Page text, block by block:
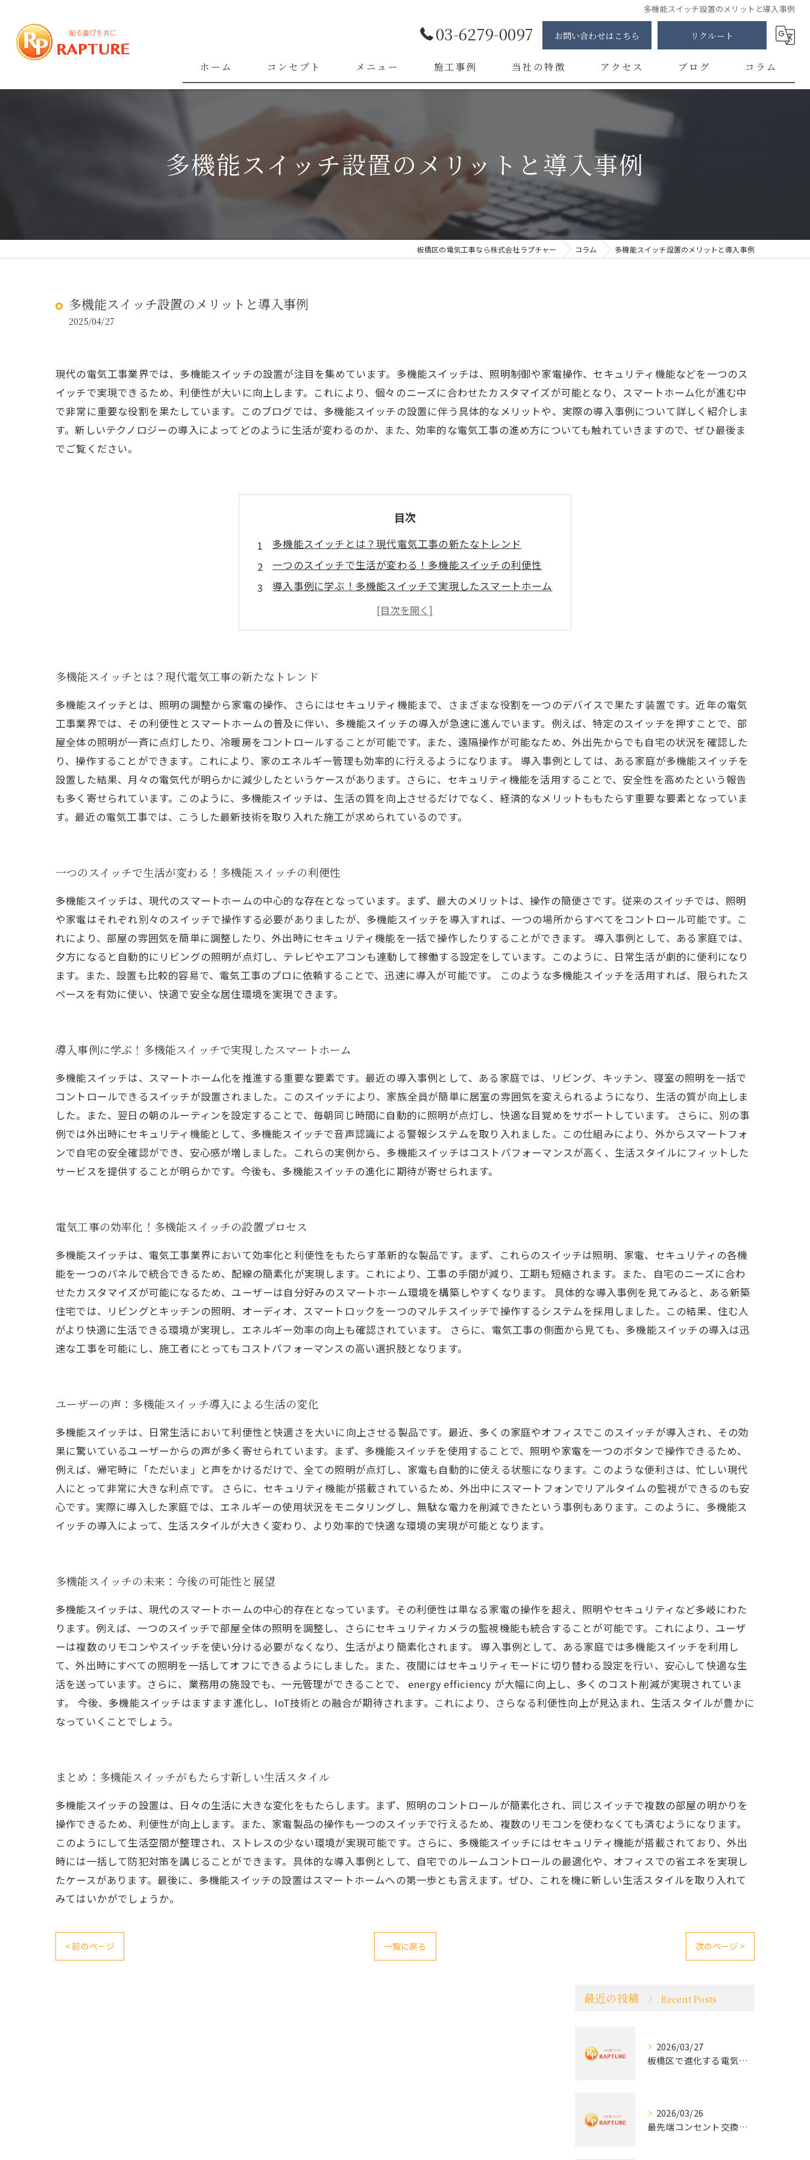
多機能スイッチ設置のメリットと導入事例
03-6279-0097 お問い合わせはこちら リクルート
ホーム コンセプト メニュー 施工事例 当社の特徴
ブレーカー
スイッチ
コンセント
アクセス ブログ コラム
多機能スイッチ設置のメリットと導入事例
板橋区の電気工事なら株式会社ラプチャー コラム 多機能スイッチ設置のメリットと導入事例
多機能スイッチ設置のメリットと導入事例
2025/04/27
現代の電気工事業界では、多機能スイッチの設置が注目を集めています。多機能スイッチは、照明制御や家電操作、セキュリティ機能などを一つのス
イッチで実現できるため、利便性が大いに向上します。これにより、個々のニーズに合わせたカスタマイズが可能となり、スマートホーム化が進む中
で非常に重要な役割を果たしています。このブログでは、多機能スイッチの設置に伴う具体的なメリットや、実際の導入事例について詳しく紹介しま
す。新しいテクノロジーの導入によってどのように生活が変わるのか、また、効率的な電気工事の進め方についても触れていきますので、ぜひ最後ま
でご覧ください。
目次
多機能スイッチとは？現代電気工事の新たなトレンド
一つのスイッチで生活が変わる！多機能スイッチの利便性
導入事例に学ぶ！多機能スイッチで実現したスマートホーム
電気工事の効率化！多機能スイッチの設置プロセス
ユーザーの声：多機能スイッチ導入による生活の変化
まとめ：多機能スイッチがもたらす新しい生活スタイル
多機能スイッチとは？現代電気工事の新たなトレンド
多機能スイッチとは、照明の調整から家電の操作、さらにはセキュリティ機能まで、さまざまな役割を一つのデバイスで果たす装置です。近年の電気
工事業界では、その利便性とスマートホームの普及に伴い、多機能スイッチの導入が急速に進んでいます。例えば、特定のスイッチを押すことで、部
屋全体の照明が一斉に点灯したり、冷暖房をコントロールすることが可能です。また、遠隔操作が可能なため、外出先からでも自宅の状況を確認した
り、操作することができます。これにより、家のエネルギー管理も効率的に行えるようになります。 導入事例としては、ある家庭が多機能スイッチを
設置した結果、月々の電気代が明らかに減少したというケースがあります。さらに、セキュリティ機能を活用することで、安全性を高めたという報告
も多く寄せられています。このように、多機能スイッチは、生活の質を向上させるだけでなく、経済的なメリットももたらす重要な要素となっていま
す。最近の電気工事では、こうした最新技術を取り入れた施工が求められているのです。
一つのスイッチで生活が変わる！多機能スイッチの利便性
多機能スイッチは、現代のスマートホームの中心的な存在となっています。まず、最大のメリットは、操作の簡便さです。従来のスイッチでは、照明
や家電はそれぞれ別々のスイッチで操作する必要がありましたが、多機能スイッチを導入すれば、一つの場所からすべてをコントロール可能です。こ
れにより、部屋の雰囲気を簡単に調整したり、外出時にセキュリティ機能を一括で操作したりすることができます。 導入事例として、ある家庭では、
夕方になると自動的にリビングの照明が点灯し、テレビやエアコンも連動して稼働する設定をしています。このように、日常生活が劇的に便利になり
ます。また、設置も比較的容易で、電気工事のプロに依頼することで、迅速に導入が可能です。 このような多機能スイッチを活用すれば、限られたス
ペースを有効に使い、快適で安全な居住環境を実現できます。
導入事例に学ぶ！多機能スイッチで実現したスマートホーム
多機能スイッチは、スマートホーム化を推進する重要な要素です。最近の導入事例として、ある家庭では、リビング、キッチン、寝室の照明を一括で
コントロールできるスイッチが設置されました。このスイッチにより、家族全員が簡単に居室の雰囲気を変えられるようになり、生活の質が向上しま
した。また、翌日の朝のルーティンを設定することで、毎朝同じ時間に自動的に照明が点灯し、快適な目覚めをサポートしています。 さらに、別の事
例では外出時にセキュリティ機能として、多機能スイッチで音声認識による警報システムを取り入れました。この仕組みにより、外からスマートフォ
ンで自宅の安全確認ができ、安心感が増しました。これらの実例から、多機能スイッチはコストパフォーマンスが高く、生活スタイルにフィットした
サービスを提供することが明らかです。今後も、多機能スイッチの進化に期待が寄せられます。
電気工事の効率化！多機能スイッチの設置プロセス
多機能スイッチは、電気工事業界において効率化と利便性をもたらす革新的な製品です。まず、これらのスイッチは照明、家電、セキュリティの各機
能を一つのパネルで統合できるため、配線の簡素化が実現します。これにより、工事の手間が減り、工期も短縮されます。また、自宅のニーズに合わ
せたカスタマイズが可能になるため、ユーザーは自分好みのスマートホーム環境を構築しやすくなります。 具体的な導入事例を見てみると、ある新築
住宅では、リビングとキッチンの照明、オーディオ、スマートロックを一つのマルチスイッチで操作するシステムを採用しました。この結果、住む人
がより快適に生活できる環境が実現し、エネルギー効率の向上も確認されています。 さらに、電気工事の側面から見ても、多機能スイッチの導入は迅
速な工事を可能にし、施工者にとってもコストパフォーマンスの高い選択肢となります。
ユーザーの声：多機能スイッチ導入による生活の変化
多機能スイッチは、日常生活において利便性と快適さを大いに向上させる製品です。最近、多くの家庭やオフィスでこのスイッチが導入され、その効
果に驚いているユーザーからの声が多く寄せられています。まず、多機能スイッチを使用することで、照明や家電を一つのボタンで操作できるため、
例えば、帰宅時に「ただいま」と声をかけるだけで、全ての照明が点灯し、家電も自動的に使える状態になります。このような便利さは、忙しい現代
人にとって非常に大きな利点です。 さらに、セキュリティ機能が搭載されているため、外出中にスマートフォンでリアルタイムの監視ができるのも安
心です。実際に導入した家庭では、エネルギーの使用状況をモニタリングし、無駄な電力を削減できたという事例もあります。このように、多機能ス
イッチの導入によって、生活スタイルが大きく変わり、より効率的で快適な環境の実現が可能となります。
多機能スイッチの未来：今後の可能性と展望
多機能スイッチは、現代のスマートホームの中心的存在となっています。その利便性は単なる家電の操作を超え、照明やセキュリティなど多岐にわた
ります。例えば、一つのスイッチで部屋全体の照明を調整し、さらにセキュリティカメラの監視機能も統合することが可能です。これにより、ユーザ
ーは複数のリモコンやスイッチを使い分ける必要がなくなり、生活がより簡素化されます。 導入事例として、ある家庭では多機能スイッチを利用し
て、外出時にすべての照明を一括してオフにできるようにしました。また、夜間にはセキュリティモードに切り替わる設定を行い、安心して快適な生
活を送っています。さらに、業務用の施設でも、一元管理ができることで、 energy efficiency が大幅に向上し、多くのコスト削減が実現されていま
す。 今後、多機能スイッチはますます進化し、IoT技術との融合が期待されます。これにより、さらなる利便性向上が見込まれ、生活スタイルが豊かに
なっていくことでしょう。
まとめ：多機能スイッチがもたらす新しい生活スタイル
多機能スイッチの設置は、日々の生活に大きな変化をもたらします。まず、照明のコントロールが簡素化され、同じスイッチで複数の部屋の明かりを
操作できるため、利便性が向上します。また、家電製品の操作も一つのスイッチで行えるため、複数のリモコンを使わなくても済むようになります。
このようにして生活空間が整理され、ストレスの少ない環境が実現可能です。さらに、多機能スイッチにはセキュリティ機能が搭載されており、外出
時には一括して防犯対策を講じることができます。具体的な導入事例として、自宅でのルームコントロールの最適化や、オフィスでの省エネを実現し
たケースがあります。最後に、多機能スイッチの設置はスマートホームへの第一歩とも言えます。ぜひ、これを機に新しい生活スタイルを取り入れて
みてはいかがでしょうか。
< 前のページ 一覧に戻る 次のページ >
最近の投稿 Recent Posts
2026/03/27
板橋区で進化する電気工事と最新コンセント交換技術
2026/03/26
最先端コンセント交換で快適な生活を実現する電気工事の技術